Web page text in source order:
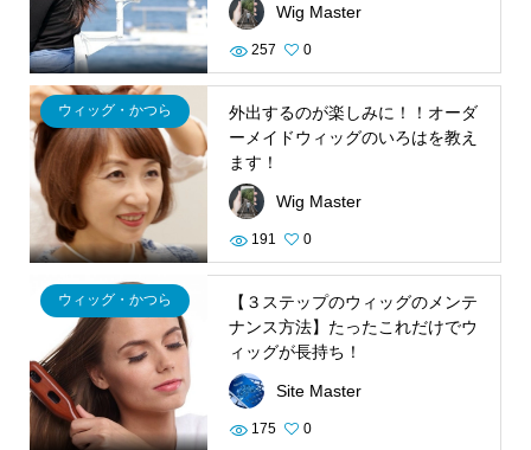
Wig Master
257 0
ウィッグ・かつら
外出するのが楽しみに！！オーダ
ーメイドウィッグのいろはを教え
ます！
Wig Master
191 0
ウィッグ・かつら
【３ステップのウィッグのメンテ
ナンス方法】たったこれだけでウ
ィッグが長持ち！
Site Master
175 0